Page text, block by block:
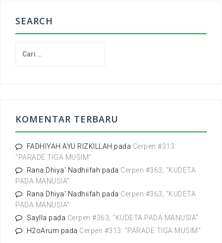
SEARCH
u
k
:
KOMENTAR TERBARU
FADHIYAH AYU RIZKILLAH pada Cerpen #313:
“PARADE TIGA MUSIM”
Rana Dhiya' Nadhiifah pada Cerpen #363; “KUDETA
PADA MANUSIA”
Rana Dhiya' Nadhiifah pada Cerpen #363; “KUDETA
PADA MANUSIA”
Saylla pada Cerpen #363; “KUDETA PADA MANUSIA”
H2oArum pada Cerpen #313: “PARADE TIGA MUSIM”